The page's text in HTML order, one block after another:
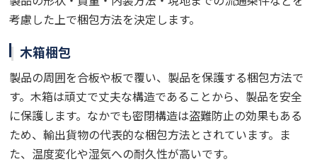
考慮した上で梱包方法を決定します。
木箱梱包
製品の周囲を合板や板で覆い、製品を保護する梱包方法で
す。木箱は頑丈で丈夫な構造であることから、製品を安全
に保護します。なかでも密閉構造は盗難防止の効果もある
ため、輸出貨物の代表的な梱包方法とされています。ま
た、温度変化や湿気への耐久性が高いです。